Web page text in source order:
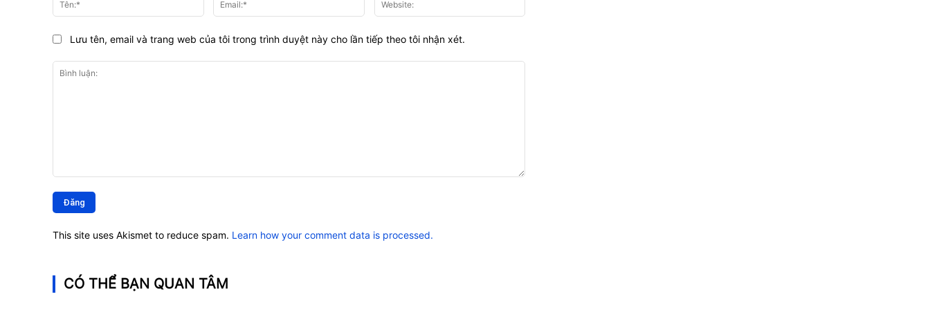
luận:
Lưu tên, email và trang web của tôi trong trình duyệt này cho lần tiếp theo tôi nhận xét.
This site uses Akismet to reduce spam. Learn how your comment data is processed.
CÓ THỂ BẠN QUAN TÂM